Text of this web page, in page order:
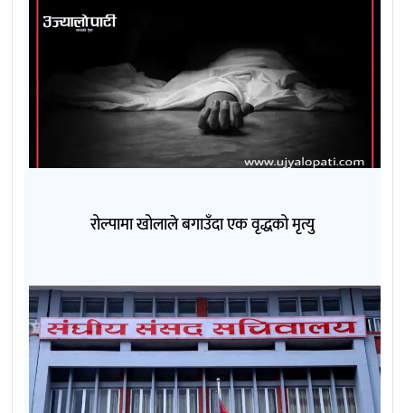
रोल्पामा खोलाले बगाउँदा एक वृद्धको मृत्यु